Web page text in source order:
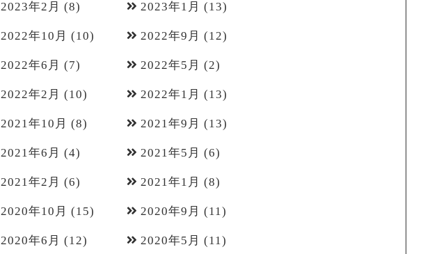
2023年2月 (8) 2023年1月 (13)
2022年10月 (10) 2022年9月 (12)
2022年6月 (7) 2022年5月 (2)
2022年2月 (10) 2022年1月 (13)
2021年10月 (8) 2021年9月 (13)
2021年6月 (4) 2021年5月 (6)
2021年2月 (6) 2021年1月 (8)
2020年10月 (15) 2020年9月 (11)
2020年6月 (12) 2020年5月 (11)